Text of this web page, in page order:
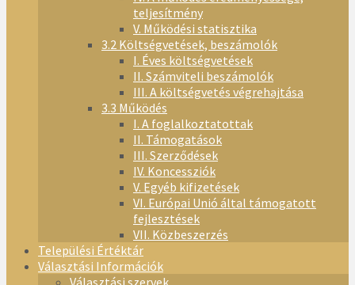
teljesítmény
V. Működési statisztika
3.2 Költségvetések, beszámolók
I. Éves költségvetések
II. Számviteli beszámolók
III. A költségvetés végrehajtása
3.3 Működés
I. A foglalkoztatottak
II. Támogatások
III. Szerződések
IV. Koncessziók
V. Egyéb kifizetések
VI. Európai Unió által támogatott
fejlesztések
VII. Közbeszerzés
Települési Értéktár
Választási Információk
Választási szervek